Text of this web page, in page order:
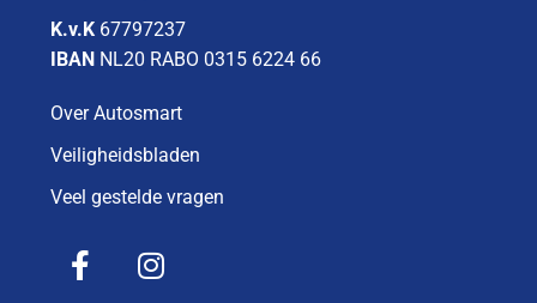
K.v.K 67797237
IBAN NL20 RABO 0315 6224 66
Over Autosmart
Veiligheidsbladen
Veel gestelde vragen